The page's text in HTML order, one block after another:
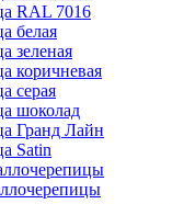
RAL 7016
белая
зеленая
коричневая
серая
шоколад
Гранд Лайн
Satin